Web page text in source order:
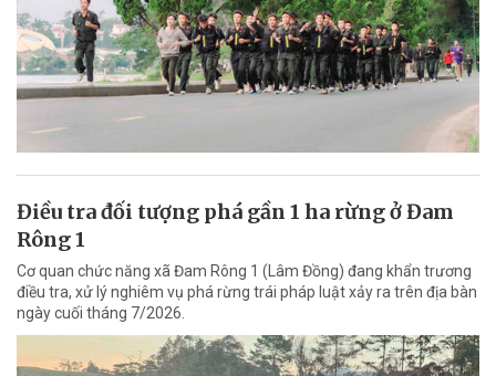
Điều tra đối tượng phá gần 1 ha rừng ở Đam
Rông 1
Cơ quan chức năng xã Đam Rông 1 (Lâm Đồng) đang khẩn trương
điều tra, xử lý nghiêm vụ phá rừng trái pháp luật xảy ra trên địa bàn
ngày cuối tháng 7/2026.